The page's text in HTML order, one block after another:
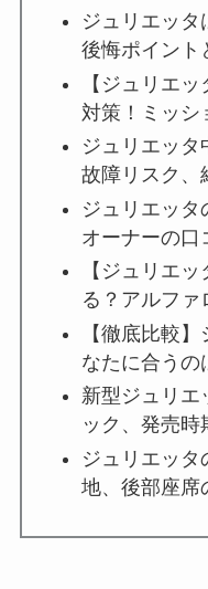
ジュリエッタ
後悔ポイント
【ジュリエ
対策！ミッシ
ジュリエッタ
故障リスク、
ジュリエッタ
オーナーの口
【ジュリエ
る？アルファ
【徹底比較
なたに合うの
新型ジュリエ
ック、発売時
ジュリエッタ
地、後部座席